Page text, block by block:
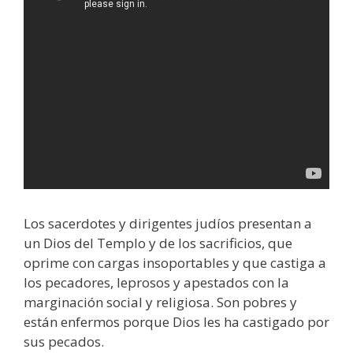
Los sacerdotes y dirigentes judíos presentan a
un Dios del Templo y de los sacrificios, que
oprime con cargas insoportables y que castiga a
los pecadores, leprosos y apestados con la
marginación social y religiosa. Son pobres y
están enfermos porque Dios les ha castigado por
sus pecados.